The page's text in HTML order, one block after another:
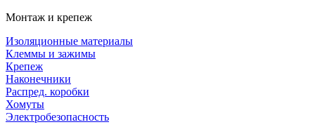
Монтаж и крепеж
Изоляционные материалы
Клеммы и зажимы
Крепеж
Наконечники
Распред. коробки
Хомуты
Электробезопасность